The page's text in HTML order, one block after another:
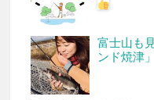
富士山も
ンド焼津」